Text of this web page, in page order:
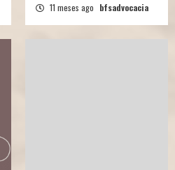
11 meses ago bfsadvocacia